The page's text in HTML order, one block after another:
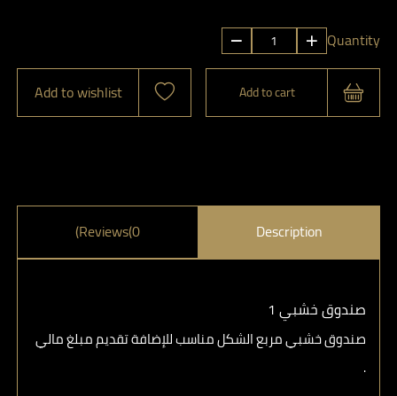
Quantity
صندوق
خشبي
2
quantity
Add to cart
Add to wishlist
Description
Reviews(0)
صندوق خشبي 1
صندوق خشبي مربع الشكل مناسب للإضافة تقديم مبلغ مالي
.